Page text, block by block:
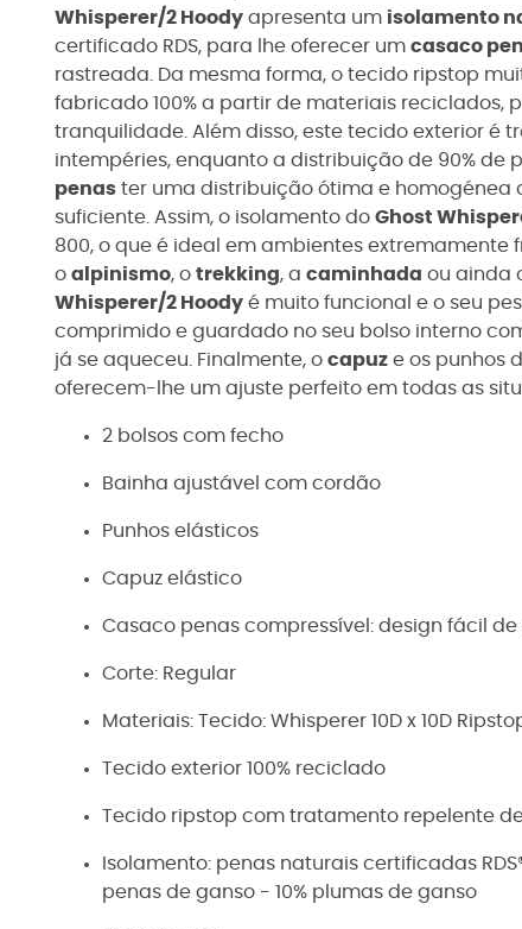
Whisperer/2 Hoody apresenta um isolamento
certificado RDS, para lhe oferecer um casaco
rastreada. Da mesma forma, o tecido ripstop
fabricado 100% a partir de materiais reciclados,
tranquilidade. Além disso, este tecido exterior
intempéries, enquanto a distribuição de 90% de
penas ter uma distribuição ótima e homogénea
suficiente. Assim, o isolamento do Ghost
800, o que é ideal em ambientes extremamente
o alpinismo, o trekking, a caminhada ou ainda
Whisperer/2 Hoody é muito funcional e o seu
comprimido e guardado no seu bolso interno
já se aqueceu. Finalmente, o capuz e os punhos
oferecem-lhe um ajuste perfeito em todas as
2 bolsos com fecho
Bainha ajustável com cordão
Punhos elásticos
Capuz elástico
Casaco penas compressível: design fácil
Corte: Regular
Materiais: Tecido: Whisperer 10D x 10D
Tecido exterior 100% reciclado
Tecido ripstop com tratamento repelente
Isolamento: penas naturais certificadas
penas de ganso - 10% plumas de ganso